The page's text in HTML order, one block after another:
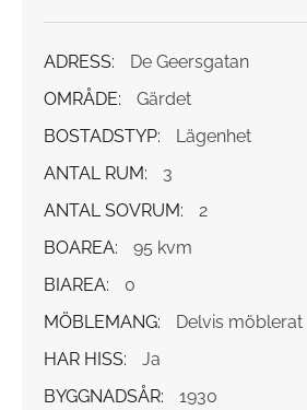
ADRESS:
De Geersgatan
OMRÅDE:
Gärdet
BOSTADSTYP:
Lägenhet
ANTAL RUM:
3
ANTAL SOVRUM:
2
BOAREA:
95 kvm
BIAREA:
0
MÖBLEMANG:
Delvis möblerat
HAR HISS:
Ja
BYGGNADSÅR:
1930